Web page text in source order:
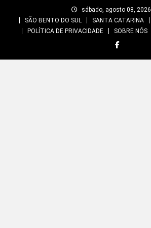
sábado, agosto 08, 2026
SÃO BENTO DO SUL
SANTA CATARINA
POLÍTICA DE PRIVACIDADE
SOBRE NÓS